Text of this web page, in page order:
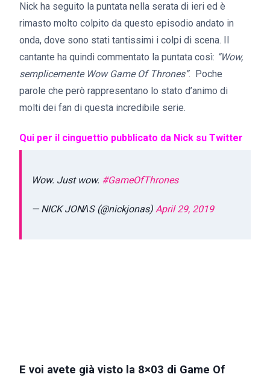
Nick ha seguito la puntata nella serata di ieri ed è
rimasto molto colpito da questo episodio andato in
onda, dove sono stati tantissimi i colpi di scena. Il
cantante ha quindi commentato la puntata così: “Wow,
semplicemente Wow Game Of Thrones”. Poche
parole che però rappresentano lo stato d’animo di
molti dei fan di questa incredibile serie.
Qui per il cinguettio pubblicato da Nick su Twitter
Wow. Just wow. #GameOfThrones
— NICK JONɅS (@nickjonas) April 29, 2019
E voi avete già visto la 8×03 di Game Of